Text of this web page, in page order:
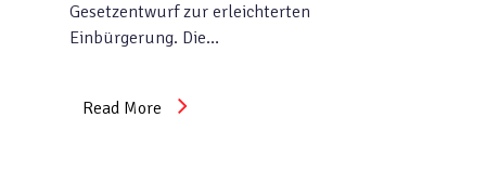
Gesetzentwurf zur erleichterten
Einbürgerung. Die…
Read More